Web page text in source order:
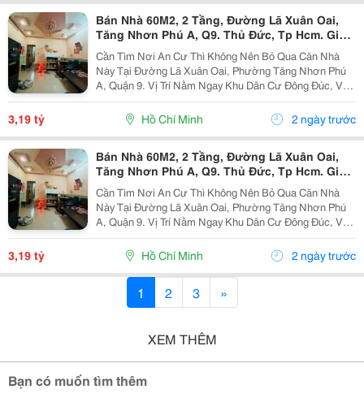
Bán Nhà 60M2, 2 Tầng, Đường Lã Xuân Oai,
Tăng Nhơn Phú A, Q9. Thủ Đức, Tp Hcm. Giá
3,19 Tỷ.
Cần Tìm Nơi An Cư Thì Không Nên Bỏ Qua Căn Nhà
Này Tại Đường Lã Xuân Oai, Phường Tăng Nhơn Phú
A, Quận 9. Vị Trí Nằm Ngay Khu Dân Cư Đông Đúc, Vài
Bước Là Ra Lê Văn Việt, Trường Đại Học Giao Thông,
Sư Phạm, Chợ Nhỏ, Giao Thông Thuận Tiện Đi Lại
Giữa...
3,19 tỷ Hồ Chí Minh 2 ngày trước
Bán Nhà 60M2, 2 Tầng, Đường Lã Xuân Oai,
Tăng Nhơn Phú A, Q9. Thủ Đức, Tp Hcm. Giá
3,19 Tỷ.
Cần Tìm Nơi An Cư Thì Không Nên Bỏ Qua Căn Nhà
Này Tại Đường Lã Xuân Oai, Phường Tăng Nhơn Phú
A, Quận 9. Vị Trí Nằm Ngay Khu Dân Cư Đông Đúc, Vài
Bước Là Ra Lê Văn Việt, Trường Đại Học Giao Thông,
Sư Phạm, Chợ Nhỏ, Giao Thông Thuận Tiện Đi Lại
Giữa...
3,19 tỷ Hồ Chí Minh 2 ngày trước
1 2 3 »
XEM THÊM
Bạn có muốn tìm thêm